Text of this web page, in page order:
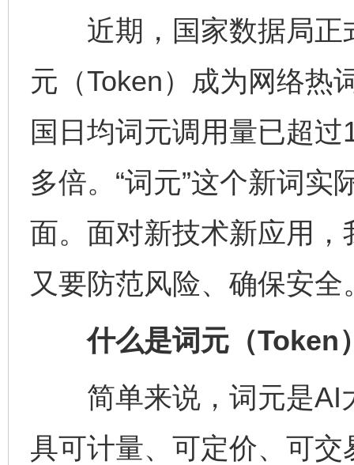
近期，国家数据局正
元（Token）成为网络热
国日均词元调用量已超
多倍。“词元”这个新词
面。面对新技术新应用
又要防范风险、确保安全
什么是词元（Token
简单来说，词元是AI
具可计量、可定价、可